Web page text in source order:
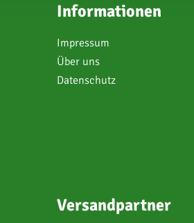
Informationen
Impressum
Über uns
Datenschutz
Versandpartner